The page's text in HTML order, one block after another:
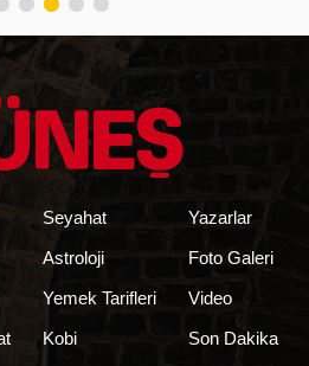
Seyahat
Astroloji
Yemek Tarifleri
Kobi
Yazarlar
Foto Galeri
Video
Son Dakika